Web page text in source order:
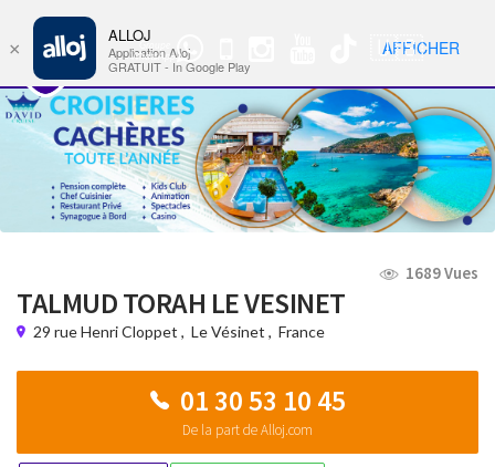
Groupe
WhatsApp
🇺🇸 Nav
1689 Vues
TALMUD TORAH LE VESINET
29 rue Henri Cloppet , Le Vésinet , France
01 30 53 10 45
De la part de Alloj.com
×
ALLOJ
Application Alloj
GRATUIT - In Google Play
AFFICHER